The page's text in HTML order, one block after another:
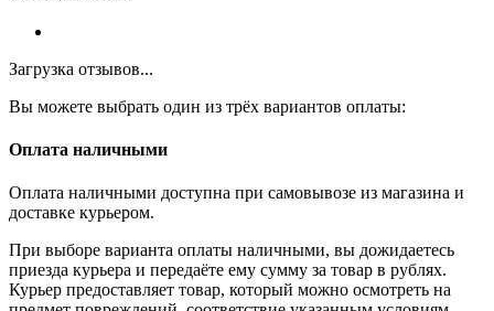
Загрузка отзывов...
Вы можете выбрать один из трёх вариантов оплаты:
Оплата наличными
Оплата наличными доступна при самовывозе из магазина и
доставке курьером.
При выборе варианта оплаты наличными, вы дожидаетесь
приезда курьера и передаёте ему сумму за товар в рублях.
Курьер предоставляет товар, который можно осмотреть на